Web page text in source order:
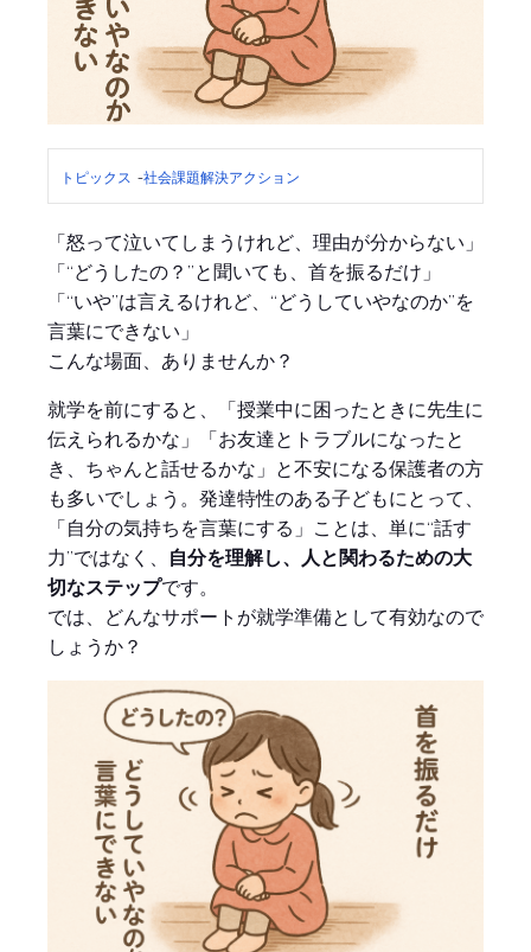
トピックス -社会課題解決アクション
「怒って泣いてしまうけれど、理由が分からない」
「“どうしたの？”と聞いても、首を振るだけ」
「“いや”は言えるけれど、“どうしていやなのか”を
言葉にできない」
こんな場面、ありませんか？
就学を前にすると、「授業中に困ったときに先生に
伝えられるかな」「お友達とトラブルになったと
き、ちゃんと話せるかな」と不安になる保護者の方
も多いでしょう。発達特性のある子どもにとって、
「自分の気持ちを言葉にする」ことは、単に“話す
力”ではなく、 自分を理解し、人と関わるための大
切なステップです。
では、どんなサポートが就学準備として有効なので
しょうか？